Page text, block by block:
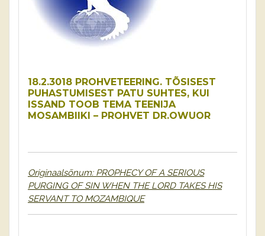
18.2.3018 PROHVETEERING. TÕSISEST
PUHASTUMISEST PATU SUHTES, KUI
ISSAND TOOB TEMA TEENIJA
MOSAMBIIKI – PROHVET DR.OWUOR
Originaalsõnum: PROPHECY OF A SERIOUS
PURGING OF SIN WHEN THE LORD TAKES HIS
SERVANT TO MOZAMBIQUE